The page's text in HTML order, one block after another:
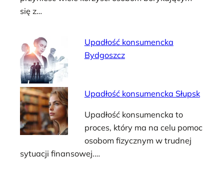
się z…
Upadłość konsumencka
Bydgoszcz
Upadłość konsumencka Słupsk
Upadłość konsumencka to
proces, który ma na celu pomoc
osobom fizycznym w trudnej
sytuacji finansowej.…